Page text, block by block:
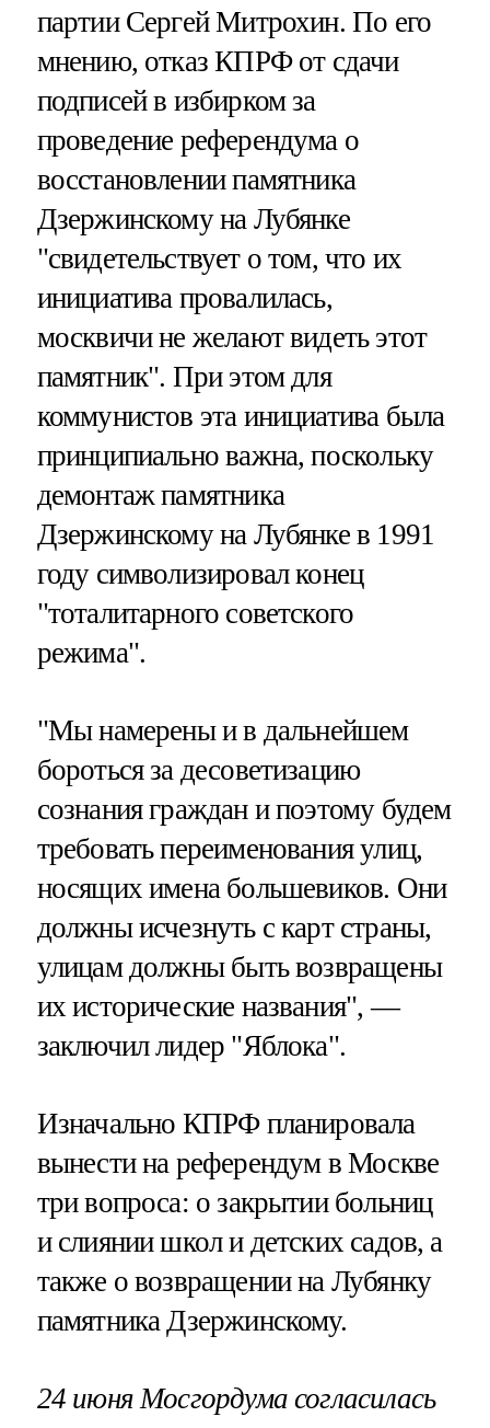
партии Сергей Митрохин. По его
мнению, отказ КПРФ от сдачи
подписей в избирком за
проведение референдума о
восстановлении памятника
Дзержинскому на Лубянке
"свидетельствует о том, что их
инициатива провалилась,
москвичи не желают видеть этот
памятник". При этом для
коммунистов эта инициатива была
принципиально важна, поскольку
демонтаж памятника
Дзержинскому на Лубянке в 1991
году символизировал конец
"тоталитарного советского
режима".
"Мы намерены и в дальнейшем
бороться за десоветизацию
сознания граждан и поэтому будем
требовать переименования улиц,
носящих имена большевиков. Они
должны исчезнуть с карт страны,
улицам должны быть возвращены
их исторические названия", —
заключил лидер "Яблока".
Изначально КПРФ планировала
вынести на референдум в Москве
три вопроса: о закрытии больниц
и слиянии школ и детских садов, а
также о возвращении на Лубянку
памятника Дзержинскому.
24 июня Мосгордума согласилась